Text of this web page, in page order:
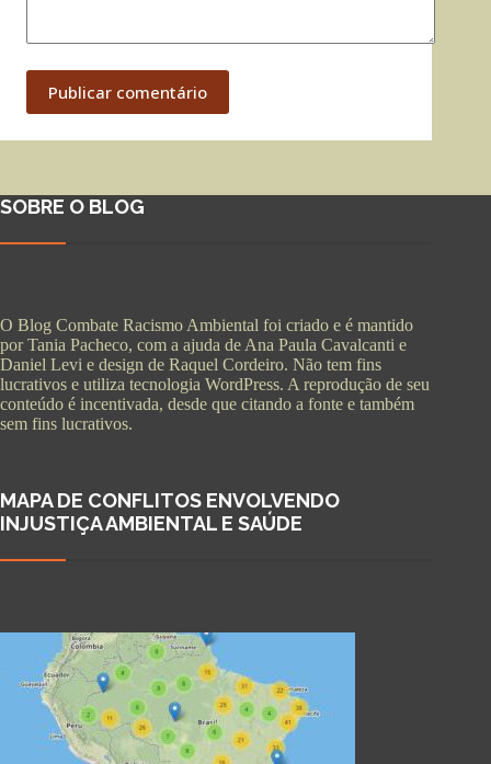
Publicar comentário
SOBRE O BLOG
O Blog Combate Racismo Ambiental foi criado e é mantido
por Tania Pacheco, com a ajuda de Ana Paula Cavalcanti e
Daniel Levi e design de Raquel Cordeiro. Não tem fins
lucrativos e utiliza tecnologia WordPress. A reprodução de seu
conteúdo é incentivada, desde que citando a fonte e também
sem fins lucrativos.
MAPA DE CONFLITOS ENVOLVENDO
INJUSTIÇA AMBIENTAL E SAÚDE